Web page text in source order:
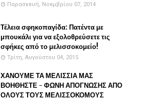
Παρασκευή, Νοεμβρίου 07, 2014
Τέλεια σφηκοπαγίδα: Πατέντα με
μπουκάλι για να εξολοθρεύσετε τις
σφήκες από το μελισσοκομείο!
Τρίτη, Αυγούστου 04, 2015
ΧΑΝΟΥΜΕ ΤΑ ΜΕΛΙΣΣΙΑ ΜΑΣ
ΒΟΗΘΗΣΤΕ - ΦΩΝΗ ΑΠΟΓΝΩΣΗΣ ΑΠΟ
ΟΛΟΥΣ ΤΟΥΣ ΜΕΛΙΣΣΟΚΟΜΟΥΣ